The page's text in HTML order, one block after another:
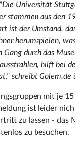
"Die Universität
stammen aus den
ist der Umstand,
herumspielen,
durch das
hilft bei
schreibt Golem.de
mit je
ist leider
zu lassen - das
zu besuchen.